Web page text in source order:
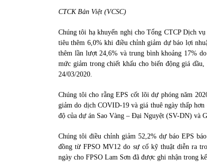
CTCK Bản Việt (VCSC)
Chúng tôi hạ khuyến nghị cho Tổng CTCP Dịch
tiêu thêm 6,0% khi điều chỉnh giảm dự báo lợi
thêm lần lượt 24,6% và trung bình khoảng 17%
mức giảm trong chiết khấu cho biến động giá
24/03/2020.
Chúng tôi cho rằng EPS cốt lõi dự phóng năm
giảm do dịch COVID-19 và giá thuê ngày thấp
độ của dự án Sao Vàng – Đại Nguyệt (SV-DN) và
Chúng tôi điều chỉnh giảm 52,2% dự báo EPS
đồng từ FPSO MV12 do sự cố kỹ thuật diễn ra
ngày cho FPSO Lam Sơn đã được ghi nhận trong